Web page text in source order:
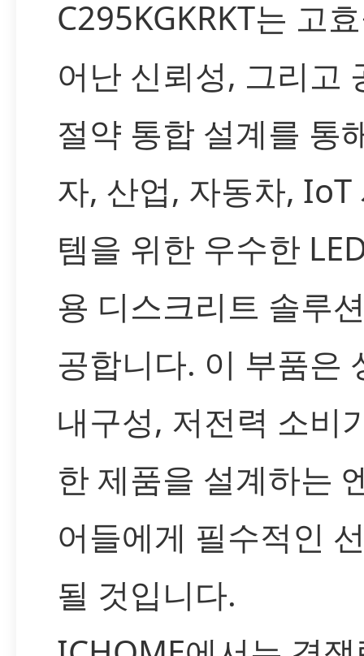
C295KGKRKT는 고
어난 신뢰성, 그리고
절약 통합 설계를 통
자, 산업, 자동차, IoT
템을 위한 우수한
용 디스크리트 솔루
공합니다. 이 부품은
내구성, 저전력 소비
한 제품을 설계하는
어들에게 필수적인
될 것입니다.